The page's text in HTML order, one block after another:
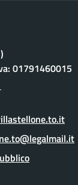
01791460015